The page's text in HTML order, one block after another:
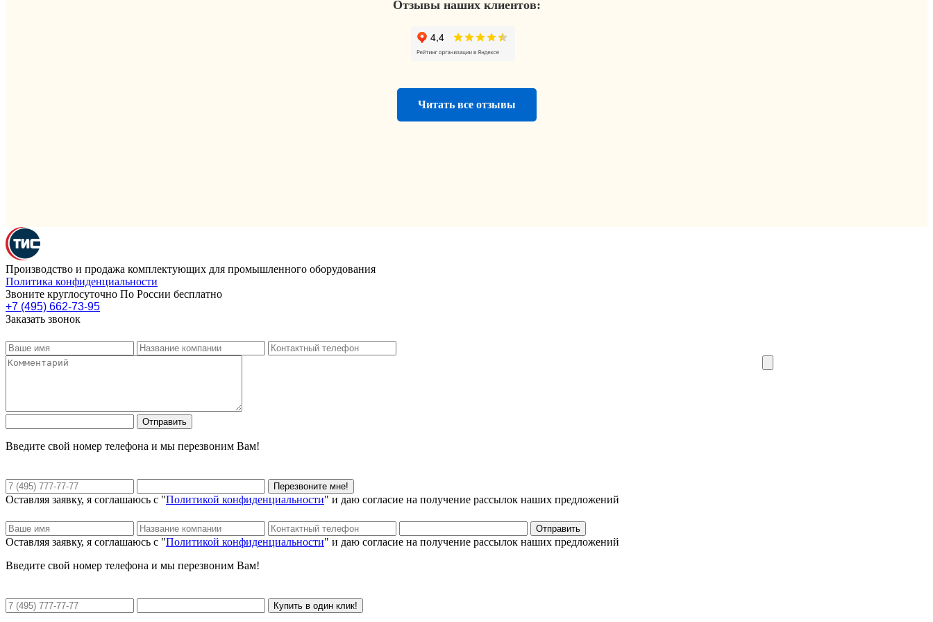
Отзывы наших клиентов:
Читать все отзывы
Производство и продажа комплектующих для промышленного оборудования
Политика конфиденциальности
Звоните круглосуточно По России бесплатно
+7 (495) 662-73-95
Заказать звонок
Введите свой номер телефона и мы перезвоним Вам!
Оставляя заявку, я соглашаюсь с "Политикой конфиденциальности" и даю согласие на получение рассылок наших предложений
Оставляя заявку, я соглашаюсь с "Политикой конфиденциальности" и даю согласие на получение рассылок наших предложений
Введите свой номер телефона и мы перезвоним Вам!